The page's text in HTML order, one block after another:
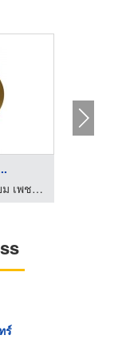
กล้องวงจรปิด โปรซีเคียว พรีเมี่ยม เพชรบูรณ์
ร์